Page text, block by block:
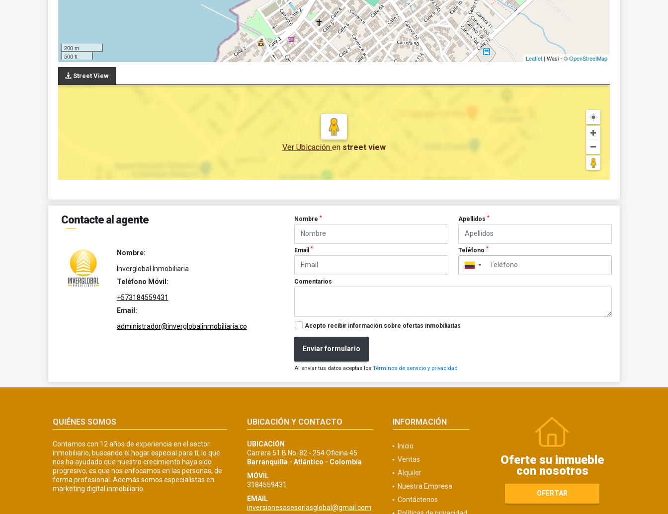
200 m
500 ft
Leaflet | Wasi - ©OpenStreetMap
Street View
Ver Ubicación en street view
Contacte al agente
Nombre:
Inverglobal Inmobiliaria
Teléfono Móvil:
+573184559431
Email:
administrador@inverglobalinmobiliaria.co
Nombre* Apellidos *
Email* Teléfono *
▼
Comentarios
Acepto recibir información sobre ofertas inmobiliarias
Enviar formulario
Al enviar tus datos aceptas losTérminos de servicio y privacidad
QUIÉNES SOMOS
Contamos con 12 años de experiencia en el sector
inmobiliario, buscando el hogar especial para ti, lo que
nos ha ayudado que nuestro crecimiento haya sido
progresivo, es que nos enfocamos en las personas, de
forma profesional. Además somos especialistas en
marketing digital inmobiliario.
UBICACIÓN Y CONTACTO
UBICACIÓN
Carrera 51 B No. 82 - 254 Oficina 45
Barranquilla - Atlántico - Colombia
MÓVIL
3184559431
EMAIL
inversionesasesoriasglobal@gmail.com
INFORMACIÓN
Inicio
Ventas
Alquiler
Nuestra Empresa
Contáctenos
Oferte su inmueble
con nosotros
OFERTAR